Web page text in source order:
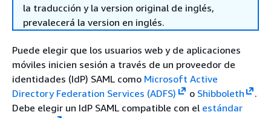
la traducción y la version original de inglés,
prevalecerá la version en inglés.
Puede elegir que los usuarios web y de aplicaciones
móviles inicien sesión a través de un proveedor de
identidades (IdP) SAML como Microsoft Active
Directory Federation Services (ADFS)
o Shibboleth
.
Debe elegir un IdP SAML compatible con el estándar